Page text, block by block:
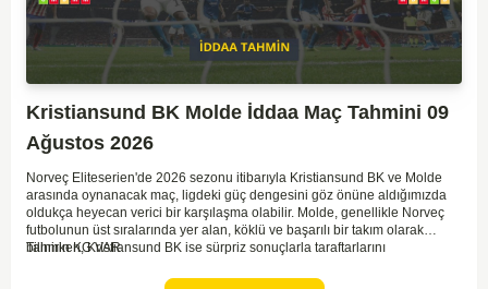
Kristiansund BK Molde İddaa Maç Tahmini 09
Ağustos 2026
Norveç Eliteserien'de 2026 sezonu itibarıyla Kristiansund BK ve Molde
arasında oynanacak maç, ligdeki güç dengesini göz önüne aldığımızda
oldukça heyecan verici bir karşılaşma olabilir. Molde, genellikle Norveç
futbolunun üst sıralarında yer alan, köklü ve başarılı bir takım olarak
bilinirken, Kristiansund BK ise sürpriz sonuçlarla taraftarlarını
saha avantajını kullanma olasılıklarını artırıyor. Ancak Molde'nin tecrübe
Tahmin KG VAR